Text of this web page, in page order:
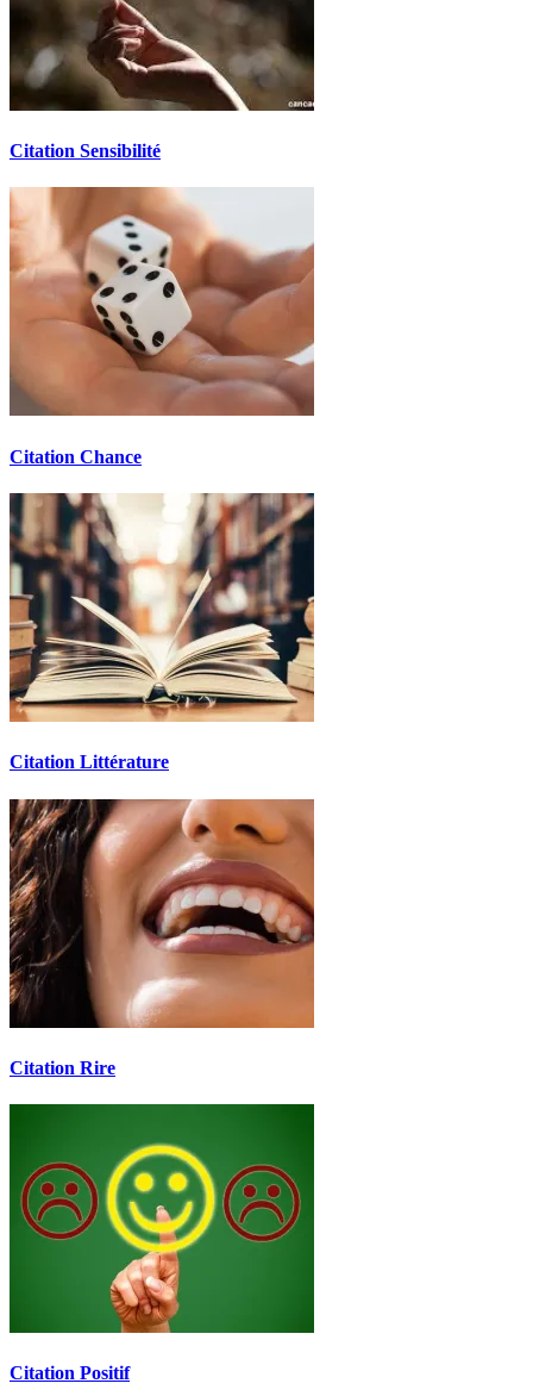
Citation Sensibilité
Citation Chance
Citation Littérature
Citation Rire
Citation Positif